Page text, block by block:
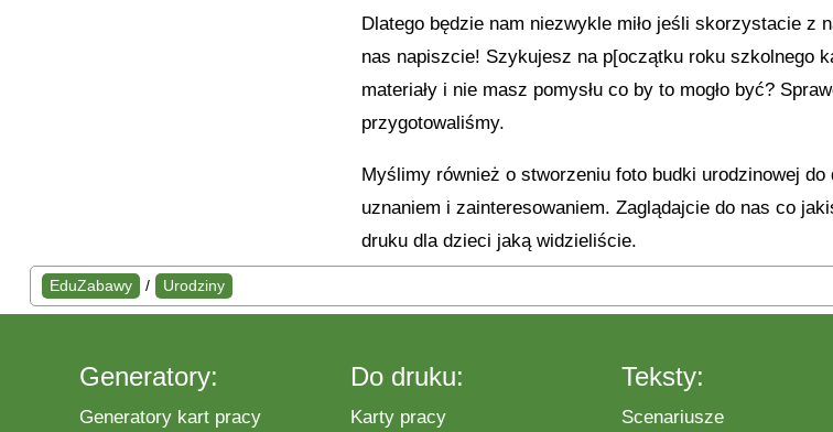
Dlatego będzie nam niezwykle miło jeśli skorzystacie z
nas napiszcie! Szykujesz na p[oczątku roku szkolnego
materiały i nie masz pomysłu co by to mogło być?
przygotowaliśmy.
Myślimy również o stworzeniu foto budki urodzinowej
uznaniem i zainteresowaniem. Zaglądajcie do nas co
druku dla dzieci jaką widzieliście.
EduZabawy / Urodziny
Generatory:
Generatory kart pracy
Do druku:
Karty pracy
Teksty:
Scenariusze